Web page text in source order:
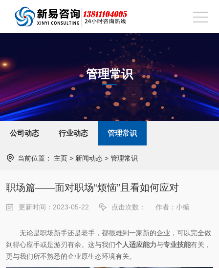
管理常识
公司动态 行业动态 管理常识
当前位置： 主页 > 新闻动态 > 管理常识
​职场篇——面对职场“烦恼”且看如何应对
更新时间：2023-05-22 点击次数： 作者：小编
无论是职场新手还是老手，都很难到一家新的企业，可以完全做
到得心应手或是游刃有余。这与我们个人适应能力与专业技能有关，
更与我们所不熟悉的企业原生态环境有关。